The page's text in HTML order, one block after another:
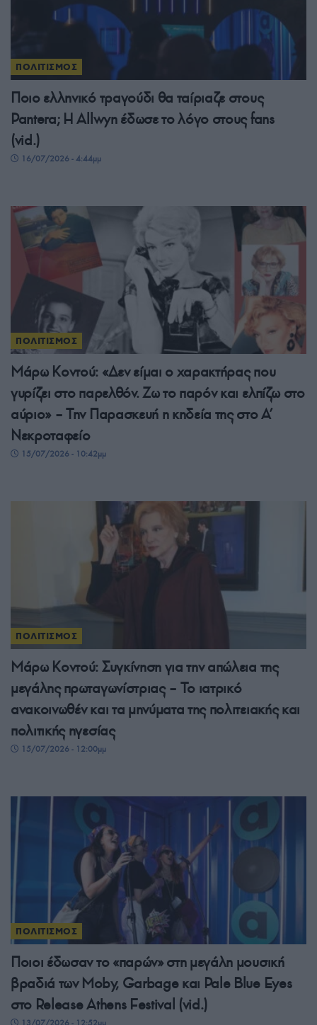
ΠΟΛΙΤΙΣΜΟΣ
Ποιο ελληνικό τραγούδι θα ταίριαζε στους
Pantera; Η Allwyn έδωσε το λόγο στους fans
(vid.)
16/07/2026 - 4:44μμ
ΠΟΛΙΤΙΣΜΟΣ
Μάρω Κοντού: «Δεν είμαι ο χαρακτήρας που
γυρίζει στο παρελθόν. Ζω το παρόν και ελπίζω στο
αύριο» – Την Παρασκευή η κηδεία της στο Α’
Νεκροταφείο
15/07/2026 - 10:42μμ
ΠΟΛΙΤΙΣΜΟΣ
Μάρω Κοντού: Συγκίνηση για την απώλεια της
μεγάλης πρωταγωνίστριας – Το ιατρικό
ανακοινωθέν και τα μηνύματα της πολιτειακής και
πολιτικής ηγεσίας
15/07/2026 - 12:00μμ
ΠΟΛΙΤΙΣΜΟΣ
Ποιοι έδωσαν το «παρών» στη μεγάλη μουσική
βραδιά των Moby, Garbage και Pale Blue Eyes
στο Release Athens Festival (vid.)